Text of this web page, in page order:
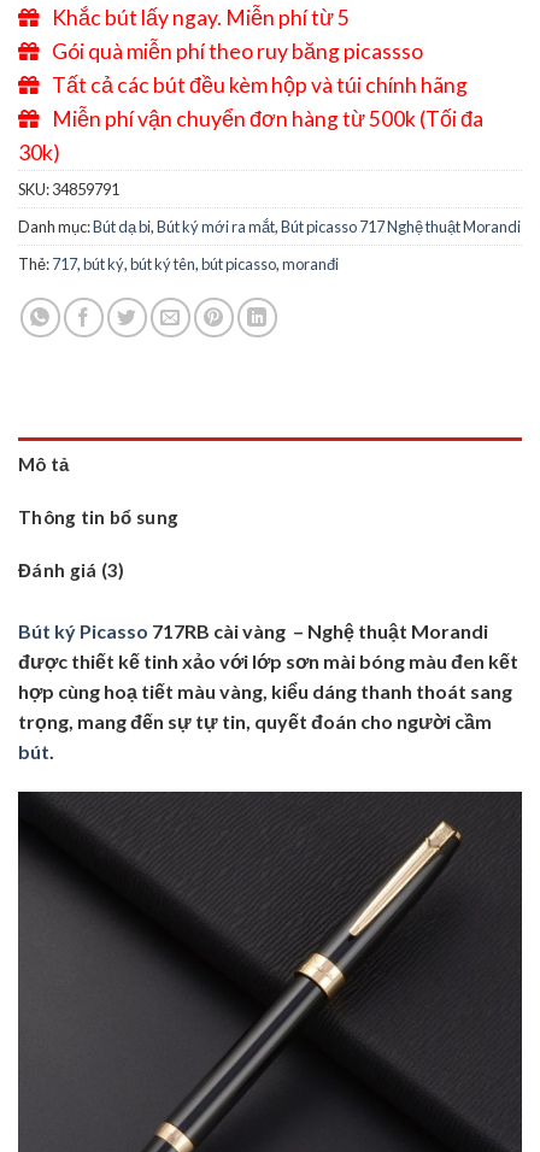
XEM THỬ
Hình ảnh thực tế có thể hơi khác với demo. Nếu quý khách có yêu cầu
đặc biệt, có thể trao đổi thêm khi nhân viên xác nhận đơn hàng
Khắc bút lấy ngay. Miễn phí từ 5
Gói quà miễn phí theo ruy băng picassso
Tất cả các bút đều kèm hộp và túi chính hãng
Miễn phí vận chuyển đơn hàng từ 500k (Tối đa
30k)
SKU:34859791
Danh mục:Bút dạ bi,Bút ký mới ra mắt,Bút picasso 717 Nghệ thuật Morandi
Thẻ:717,bút ký,bút ký tên,bút picasso,moranđi
Mô tả
Thông tin bổ sung
Đánh giá (3)
Bút ký Picasso 717RB cài vàng – Nghệ thuật Morandi
được thiết kế tinh xảo với lớp sơn mài bóng màu đen kết
hợp cùng hoạ tiết màu vàng, kiểu dáng thanh thoát sang
trọng, mang đến sự tự tin, quyết đoán cho người cầm
bút.